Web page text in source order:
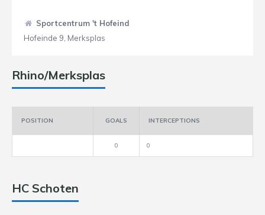
Sportcentrum 't Hofeind
Hofeinde 9, Merksplas
Rhino/Merksplas
POSITION GOALS INTERCEPTIONS
0 0
HC Schoten